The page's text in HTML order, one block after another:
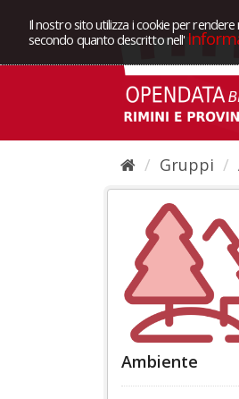
Il nostro sito utilizza i cookie per
secondo quanto descritto nell'
Gruppi
Ambiente